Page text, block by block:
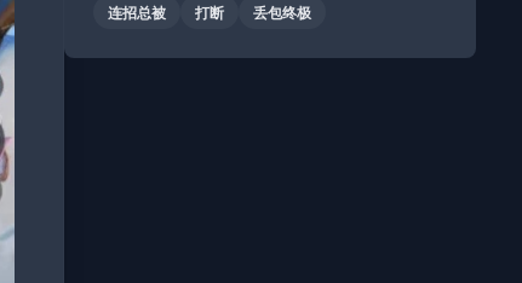
连招总被
打断 丢包终极